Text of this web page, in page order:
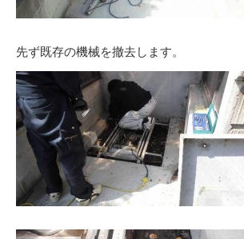
先ず既存の機械を撤去します。